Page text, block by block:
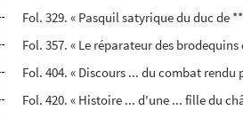
Fol. 329. « Pasquil satyrique du duc de
Fol. 357. « Le réparateur des
Fol. 404. « Discours ... du combat
Fol. 420. « Histoire ... d'une ... fille du